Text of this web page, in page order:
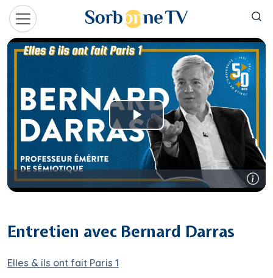
Aller au contenu principal
Entretien avec Bernard Darras
Elles & ils ont fait Paris 1
Panneau de gestion des cookies